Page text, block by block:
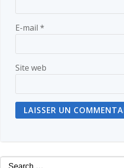
E-mail *
Site web
Search